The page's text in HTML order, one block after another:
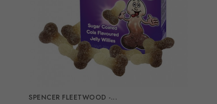
SPENCER FLEETWOOD -...